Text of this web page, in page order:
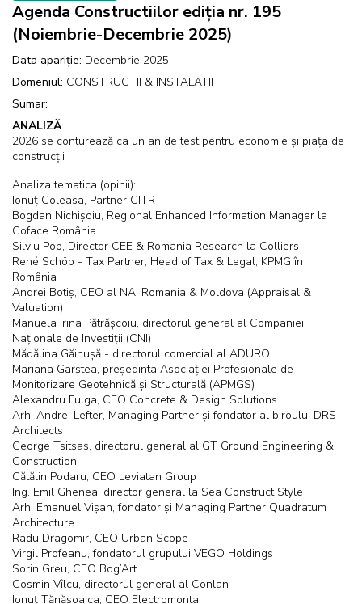
Agenda Constructiilor ediția nr. 195
(Noiembrie-Decembrie 2025)
Data apariție: Decembrie 2025
Domeniul: CONSTRUCTII & INSTALATII
Sumar:
ANALIZĂ
2026 se conturează ca un an de test pentru economie și piața de
construcții
Analiza tematica (opinii):
Ionuț Coleasa, Partner CITR
Bogdan Nichișoiu, Regional Enhanced Information Manager la
Coface România
Silviu Pop, Director CEE & Romania Research la Colliers
René Schöb - Tax Partner, Head of Tax & Legal, KPMG în
România
Andrei Botiș, CEO al NAI Romania & Moldova (Appraisal &
Valuation)
Manuela Irina Pătrășcoiu, directorul general al Companiei
Naționale de Investiții (CNI)
Mădălina Găinușă - directorul comercial al ADURO
Mariana Garștea, președinta Asociației Profesionale de
Monitorizare Geotehnică și Structurală (APMGS)
Alexandru Fulga, CEO Concrete & Design Solutions
Arh. Andrei Lefter, Managing Partner și fondator al biroului DRS-
Architects
George Tsitsas, directorul general al GT Ground Engineering &
Construction
Cătălin Podaru, CEO Leviatan Group
Ing. Emil Ghenea, director general la Sea Construct Style
Arh. Emanuel Vișan, fondator și Managing Partner Quadratum
Architecture
Radu Dragomir, CEO Urban Scope
Virgil Profeanu, fondatorul grupului VEGO Holdings
Sorin Greu, CEO Bog’Art
Cosmin Vîlcu, directorul general al Conlan
Ionuț Tănăsoaica, CEO Electromontaj